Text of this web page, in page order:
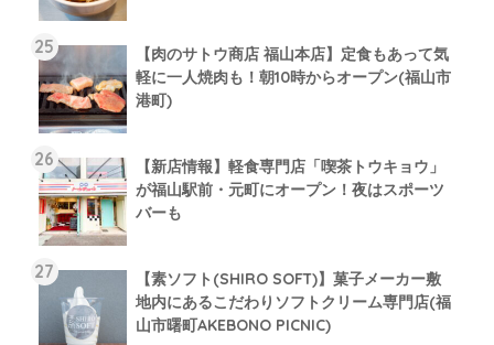
【肉のサトウ商店 福山本店】定食もあって気
軽に一人焼肉も！朝10時からオープン(福山市
港町)
【新店情報】軽食専門店「喫茶トウキョウ」
が福山駅前・元町にオープン！夜はスポーツ
バーも
【素ソフト(SHIRO SOFT)】菓子メーカー敷
地内にあるこだわりソフトクリーム専門店(福
山市曙町AKEBONO PICNIC)